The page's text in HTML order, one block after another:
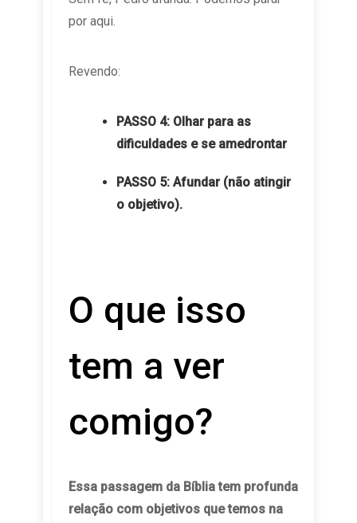
por aqui.
Revendo:
PASSO 4: Olhar para as
dificuldades e se amedrontar
PASSO 5: Afundar (não atingir
o objetivo).
O que isso
tem a ver
comigo?
Essa passagem da Bíblia tem profunda
relação com objetivos que temos na